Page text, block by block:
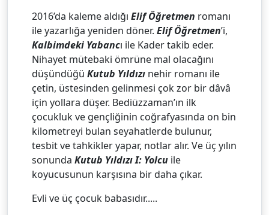
2016’da kaleme aldığı Elif Öğretmen romanı
ile yazarlığa yeniden döner. Elif Öğretmen’i,
Kalbimdeki Yabancı ile Kader takib eder.
Nihayet mütebaki ömrüne mal olacağını
düşündüğü Kutub Yıldızı nehir romanı ile
çetin, üstesinden gelinmesi çok zor bir dâvâ
için yollara düşer. Bediüzzaman’ın ilk
çocukluk ve gençliğinin coğrafyasında on bin
kilometreyi bulan seyahatlerde bulunur,
tesbit ve tahkikler yapar, notlar alır. Ve üç yılın
sonunda Kutub Yıldızı I: Yolcu ile
koyucusunun karşısına bir daha çıkar.
Evli ve üç çocuk babasıdır.....